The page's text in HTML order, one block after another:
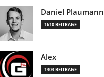
Daniel Plaumann
1610 BEITRÄGE
Alex
1303 BEITRÄGE